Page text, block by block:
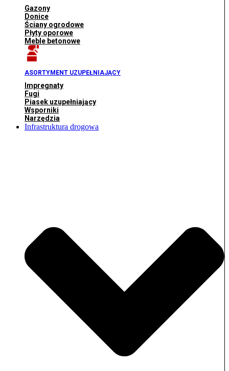
Gazony
Donice
Ściany ogrodowe
Płyty oporowe
Meble betonowe
ASORTYMENT UZUPEŁNIAJĄCY
Impregnaty
Fugi
Piasek uzupełniający
Wsporniki
Narzędzia
Infrastruktura drogowa